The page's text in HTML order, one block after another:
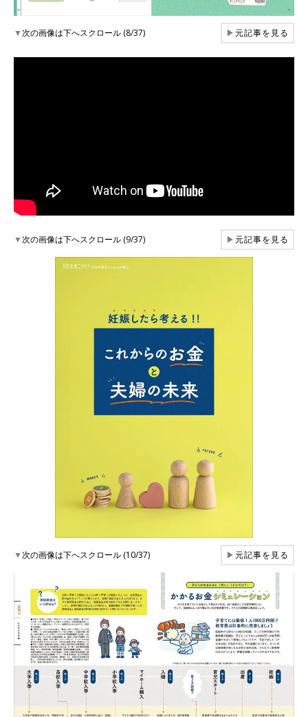
▼次の画像は下へスクロール (8/37) ▶元記事を見る
▼次の画像は下へスクロール (9/37) ▶元記事を見る
▼次の画像は下へスクロール (10/37) ▶元記事を見る